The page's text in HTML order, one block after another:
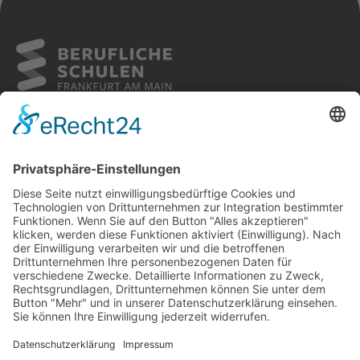
Sitemap
Impressum
Datenschutz
Barrierefreiheit
FOLGE UNS AUF